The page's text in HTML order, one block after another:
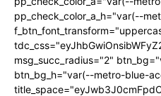
pp_check_color_a_h="var(--
msg_succ_radius="2"
btn_bg_h="var(--metro-blue-